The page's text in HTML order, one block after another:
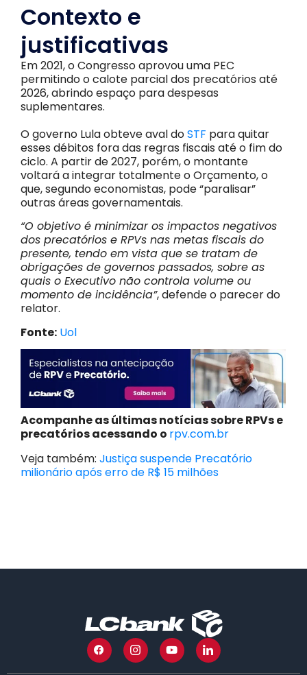
Contexto e
justificativas
Em 2021, o Congresso aprovou uma PEC
permitindo o calote parcial dos precatórios até
2026, abrindo espaço para despesas
suplementares.
O governo Lula obteve aval doSTF para quitar
esses débitos fora das regras fiscais até o fim do
ciclo. A partir de 2027, porém, o montante
voltará a integrar totalmente o Orçamento, o
que, segundo economistas, pode “paralisar”
outras áreas governamentais.
“O objetivo é minimizar os impactos negativos
dos precatórios e RPVs nas metas fiscais do
presente, tendo em vista que se tratam de
obrigações de governos passados, sobre as
quais o Executivo não controla volume ou
momento de incidência”, defende o parecer do
relator.
Fonte: Uol
Acompanhe as últimas notícias sobre RPVs e
precatórios acessando o rpv.com.br
Veja também: Justiça suspende Precatório
milionário após erro de R$ 15 milhões